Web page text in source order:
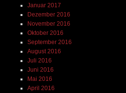
Januar 2017
Dezember 2016
November 2016
Oktober 2016
September 2016
August 2016
Juli 2016
Juni 2016
Mai 2016
April 2016